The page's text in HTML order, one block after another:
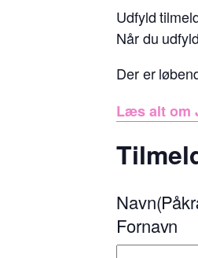
Udfyld
Når du
Der er
Læs alt om
Navn
Fornavn